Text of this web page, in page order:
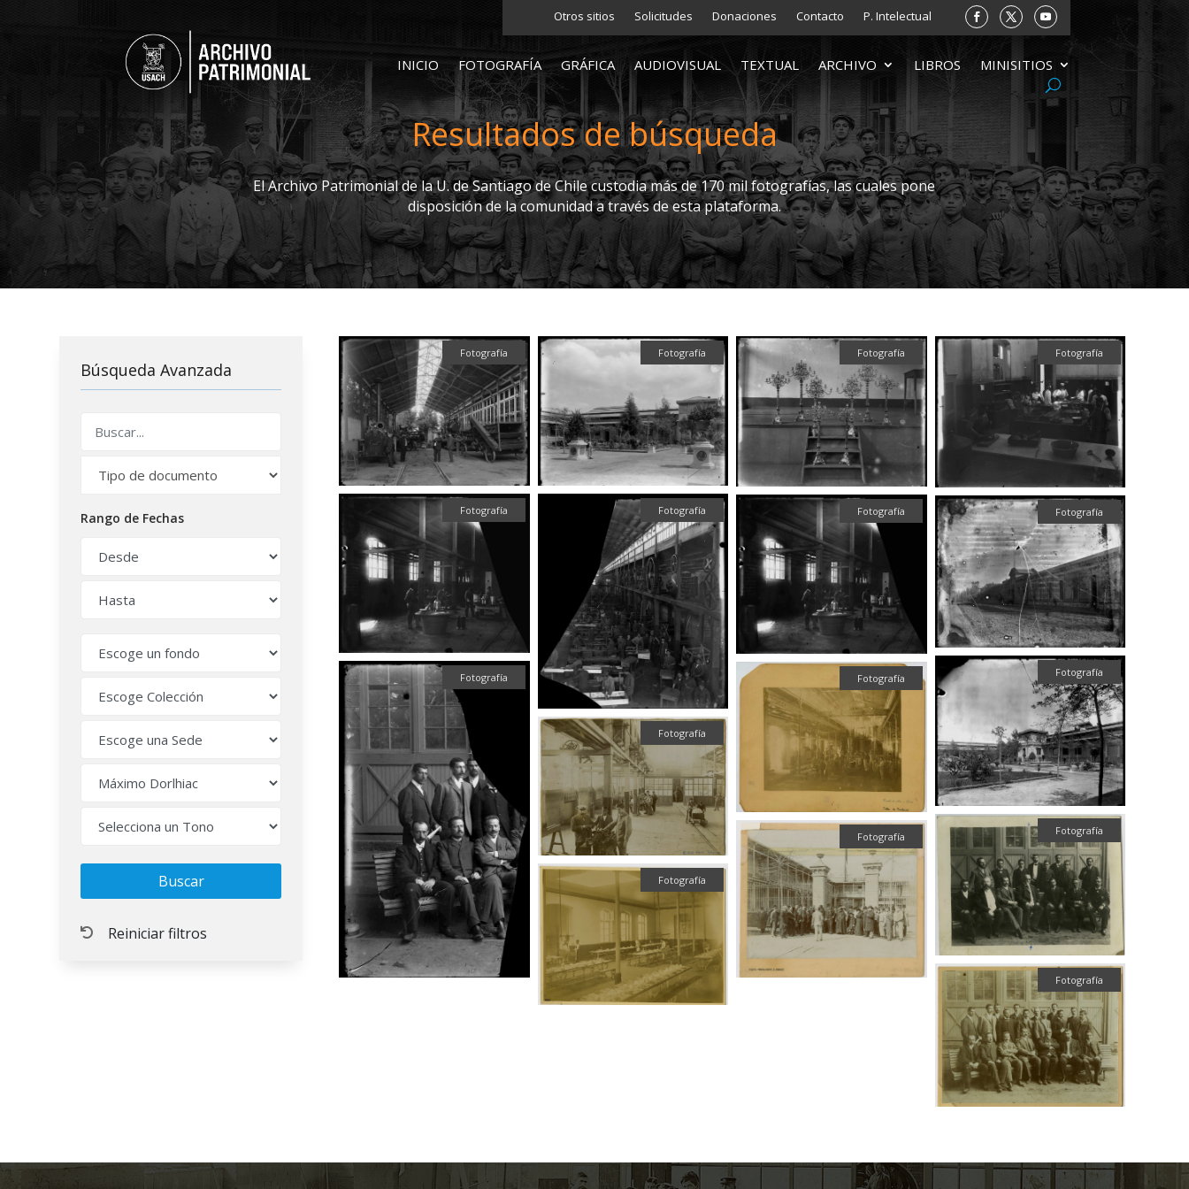
Otros sitios Solicitudes Donaciones Contacto P. Intelectual
INICIO FOTOGRAFÍA GRÁFICA AUDIOVISUAL TEXTUAL ARCHIVO LIBROS MINISITIOS
Resultados de búsqueda
El Archivo Patrimonial de la U. de Santiago de Chile custodia más de 170 mil fotografías, las cuales pone
disposición de la comunidad a través de esta plataforma.
Búsqueda Avanzada
Rango de Fechas
Fotografía Fotografía Fotografía Fotografía
Fotografía
Fotografía Fotografía Fotografía
Fotografía
Fotografía Fotografía
Fotografía
Fotografía
Fotografía
Fotografía
Fotografía